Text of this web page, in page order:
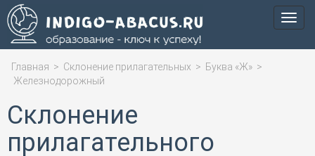
Меню
Главная > Склонение прилагательных > Буква «Ж» >
Железнодорожный
Склонение
прилагательного